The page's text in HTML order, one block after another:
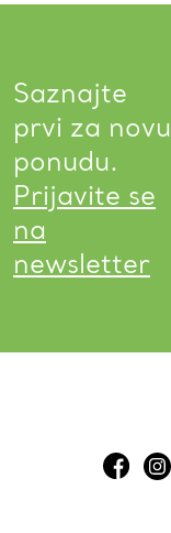
Saznajte
prvi za novu
ponudu.
Prijavite se
na
newsletter